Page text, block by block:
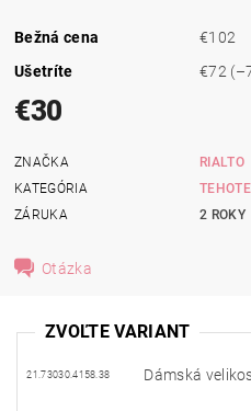
Bežná cena
€102
Ušetríte
€72
€30
ZNAČKA
RIALTO
KATEGÓRIA
ZÁRUKA
2 ROKY
Otázka
ZVOĽTE VARIANT
21.73030.4158.38 Dámská